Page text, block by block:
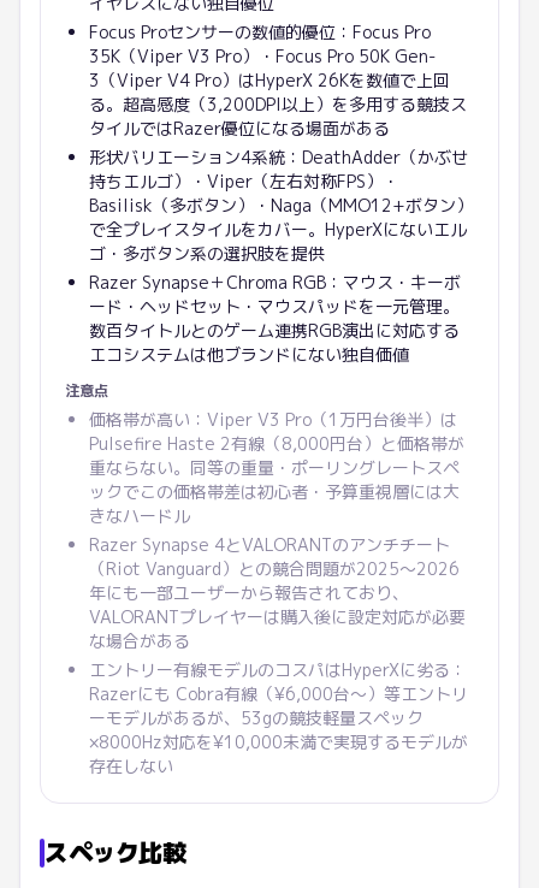
Focus Proセンサーの数値的優位：Focus Pro
35K（Viper V3 Pro）・Focus Pro 50K Gen-
3（Viper V4 Pro）はHyperX 26Kを数値で上回
る。超高感度（3,200DPI以上）を多用する競技ス
タイルではRazer優位になる場面がある
形状バリエーション4系統：DeathAdder（かぶせ
持ちエルゴ）・Viper（左右対称FPS）・
Basilisk（多ボタン）・Naga（MMO12+ボタン）
で全プレイスタイルをカバー。HyperXにないエル
ゴ・多ボタン系の選択肢を提供
Razer Synapse＋Chroma RGB：マウス・キーボ
ード・ヘッドセット・マウスパッドを一元管理。
数百タイトルとのゲーム連携RGB演出に対応する
エコシステムは他ブランドにない独自価値
注意点
価格帯が高い：Viper V3 Pro（1万円台後半）は
Pulsefire Haste 2有線（8,000円台）と価格帯が
重ならない。同等の重量・ポーリングレートスペ
ックでこの価格帯差は初心者・予算重視層には大
きなハードル
Razer Synapse 4とVALORANTのアンチチート
（Riot Vanguard）との競合問題が2025〜2026
年にも一部ユーザーから報告されており、
VALORANTプレイヤーは購入後に設定対応が必要
な場合がある
エントリー有線モデルのコスパはHyperXに劣る：
Razerにも Cobra有線（¥6,000台〜）等エントリ
ーモデルがあるが、53gの競技軽量スペック
×8000Hz対応を¥10,000未満で実現するモデルが
存在しない
スペック比較